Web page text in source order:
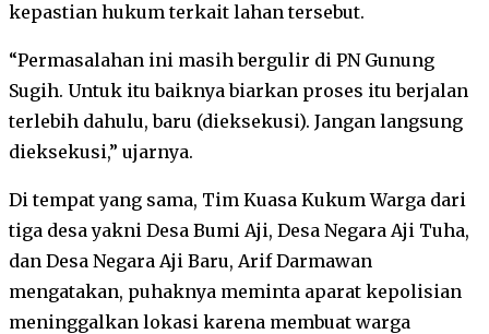
kepastian hukum terkait lahan tersebut.
“Permasalahan ini masih bergulir di PN Gunung
Sugih. Untuk itu baiknya biarkan proses itu berjalan
terlebih dahulu, baru (dieksekusi). Jangan langsung
dieksekusi,” ujarnya.
Di tempat yang sama, Tim Kuasa Kukum Warga dari
tiga desa yakni Desa Bumi Aji, Desa Negara Aji Tuha,
dan Desa Negara Aji Baru, Arif Darmawan
mengatakan, puhaknya meminta aparat kepolisian
meninggalkan lokasi karena membuat warga